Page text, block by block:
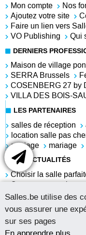
Salles.be utilise des
vous assurer une
sur ses pages
En apprendre plus
Mon compte
Nos
Ajoutez votre site
Faire un lien vers
VO Publishing
Qui
DERNIERS
Maison de village
SERRA Brussels
COSENBERG 27 by
VILLA DES BOIS-
LES PARTENAIRES
salles de réception
location salle pas
mariage
mariage
LES ACTUALITÉS
Choisir la salle
Comment organiser
Louer une salle pour
Salle à louer pas
Louer une salle pour
soirée privée le soir